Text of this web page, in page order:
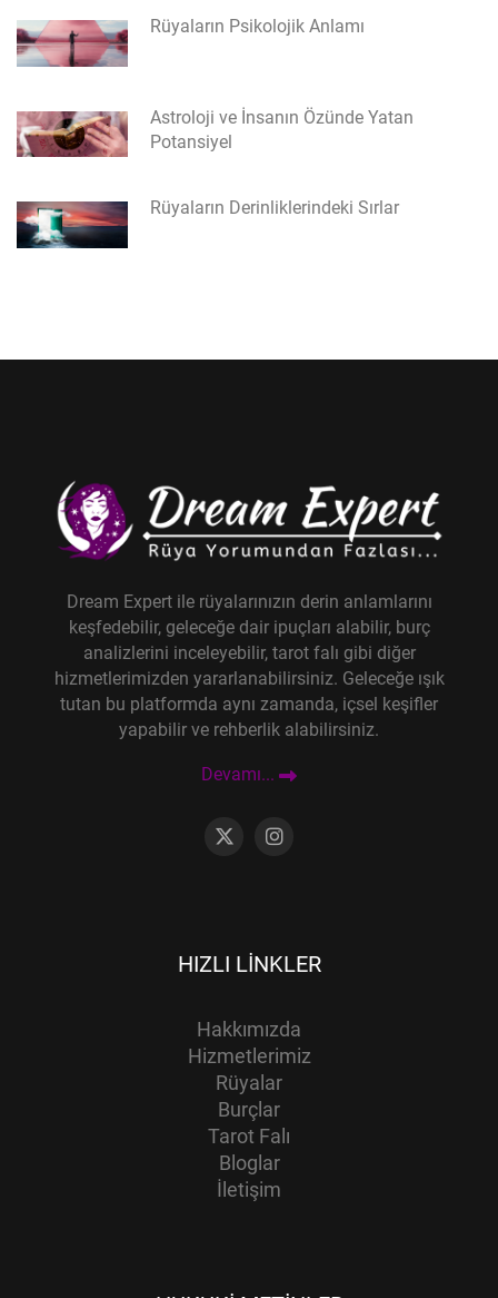
Rüyaların Psikolojik Anlamı
Astroloji ve İnsanın Özünde Yatan
Potansiyel
Rüyaların Derinliklerindeki Sırlar
Dream Expert ile rüyalarınızın derin anlamlarını
keşfedebilir, geleceğe dair ipuçları alabilir, burç
analizlerini inceleyebilir, tarot falı gibi diğer
hizmetlerimizden yararlanabilirsiniz. Geleceğe ışık
tutan bu platformda aynı zamanda, içsel keşifler
yapabilir ve rehberlik alabilirsiniz.
Devamı...
HIZLI LINKLER
Hakkımızda
Hizmetlerimiz
Rüyalar
Burçlar
Tarot Falı
Bloglar
İletişim